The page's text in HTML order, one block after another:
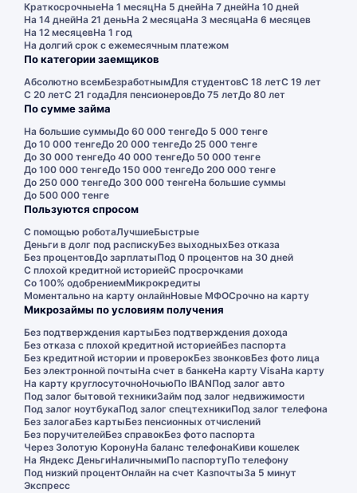
КраткосрочныеНа 1 месяцНа 5 днейНа 7 днейНа 10 дней
На 14 днейНа 21 деньНа 2 месяцаНа 3 месяцаНа 6 месяцев
На 12 месяцевНа 1 год
На долгий срок с ежемесячным платежом
По категории заемщиков
Абсолютно всемБезработнымДля студентовС 18 летС 19 лет
С 20 летС 21 годаДля пенсионеровДо 75 летДо 80 лет
По сумме займа
На большие суммыДо 60 000 тенгеДо 5 000 тенге
До 10 000 тенгеДо 20 000 тенгеДо 25 000 тенге
До 30 000 тенгеДо 40 000 тенгеДо 50 000 тенге
До 100 000 тенгеДо 150 000 тенгеДо 200 000 тенге
До 250 000 тенгеДо 300 000 тенгеНа большие суммы
До 500 000 тенге
Пользуются спросом
С помощью роботаЛучшиеБыстрые
Деньги в долг под распискуБез выходныхБез отказа
Без процентовДо зарплатыПод 0 процентов на 30 дней
С плохой кредитной историейС просрочками
Со 100% одобрениемМикрокредиты
Моментально на карту онлайнНовые МФОСрочно на карту
Микрозаймы по условиям получения
Без подтверждения картыБез подтверждения дохода
Без отказа с плохой кредитной историейБез паспорта
Без кредитной истории и проверокБез звонковБез фото лица
Без электронной почтыНа счет в банкеНа карту VisaНа карту
На карту круглосуточноНочьюПо IBANПод залог авто
Под залог бытовой техникиЗайм под залог недвижимости
Под залог ноутбукаПод залог спецтехникиПод залог телефона
Без залогаБез картыБез пенсионных отчислений
Без поручителейБез справокБез фото паспорта
Через Золотую КоронуНа баланс телефонаКиви кошелек
На Яндекс ДеньгиНаличнымиПо паспортуПо телефону
Под низкий процентОнлайн на счет КазпочтыЗа 5 минут
Экспресс